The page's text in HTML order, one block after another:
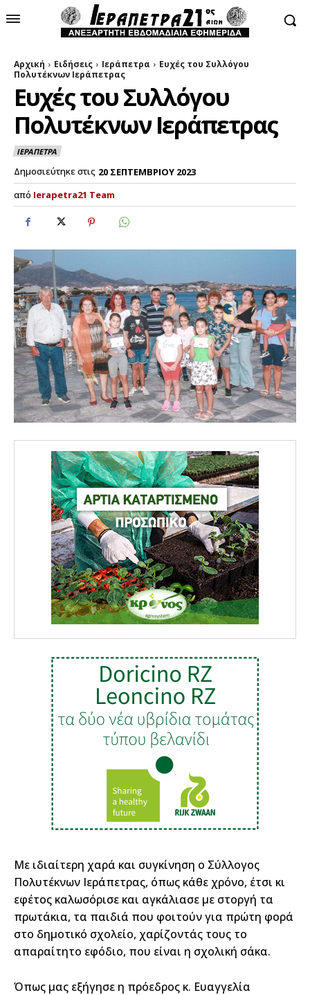
Αρχική Ειδήσεις Ιεράπετρα
Ευχές του Συλλόγου
Πολυτέκνων Ιεράπετρας
Ευχές του Συλλόγου
Πολυτέκνων Ιεράπετρας
ΙΕΡΑΠΕΤΡΑ
Δημοσιεύτηκε στις 20 ΣΕΠΤΕΜΒΡΙΟΥ 2023
από Ierapetra21 Team
Με ιδιαίτερη χαρά και συγκίνηση ο Σύλλογος
Πολυτέκνων Ιεράπετρας, όπως κάθε χρόνο, έτσι κι
εφέτος καλωσόρισε και αγκάλιασε με στοργή τα
πρωτάκια, τα παιδιά που φοιτούν για πρώτη φορά
στο δημοτικό σχολείο, χαρίζοντάς τους το
απαραίτητο εφόδιο, που είναι η σχολική σάκα.
Όπως μας εξήγησε η πρόεδρος κ. Ευαγγελία